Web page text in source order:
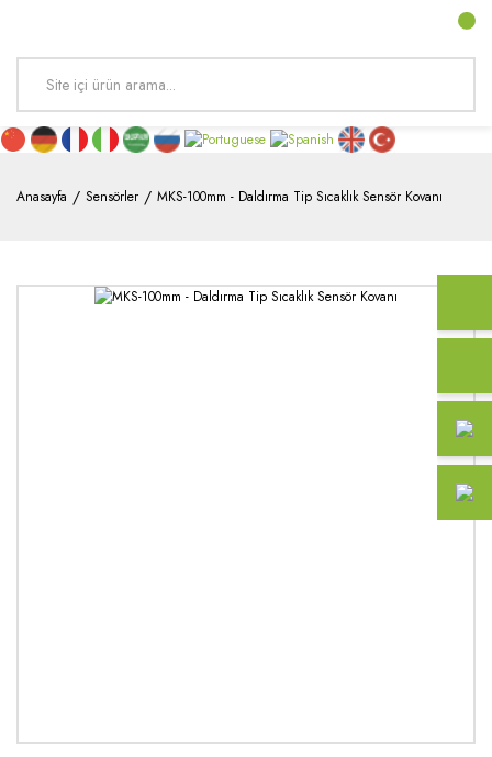
Anasayfa Sensörler MKS-100mm - Daldırma Tip Sıcaklık Sensör Kovanı